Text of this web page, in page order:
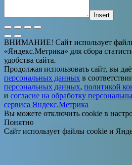
Insert
ВНИМАНИЕ! Сайт использует
«Яндекс.Метрика» для сбора
удобства сайта.
Продолжая использовать сайт, вы
персональных данных в
персональных данных, политикой
и согласие на обработку
сервиса Яндекс.Метрика
Вы можете отключить cookie в
Понятно
Сайт использует файлы cookie и